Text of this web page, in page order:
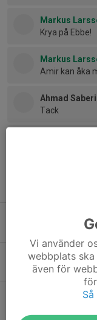
Markus
Krya på Ebbe!
Markus
Amir kan åka
Ahmad Saberi
Tack
Match sönd
Igår, 22:19
Match lörd
6 aug, 15:22
Inställd fys
Vi använder
webbplats
även för